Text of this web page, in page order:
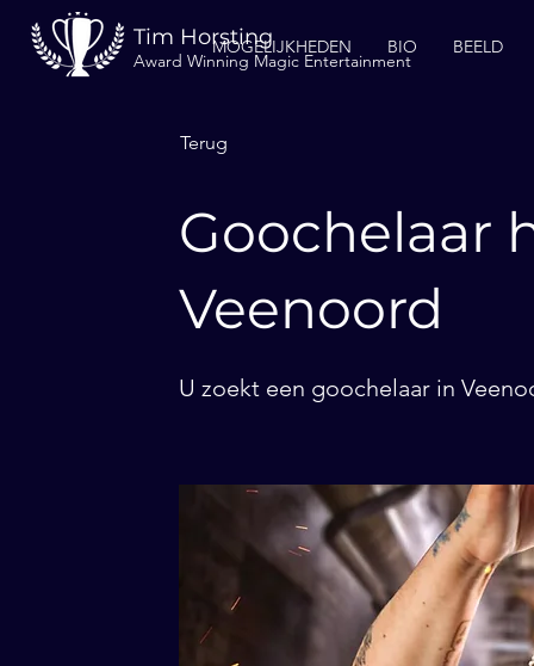
Tim Horsting
Award Winning Magic Entertainment
MOGELIJKHEDEN BIO BEELD
Terug
Goochelaar
Veenoord
U zoekt een goochelaar in